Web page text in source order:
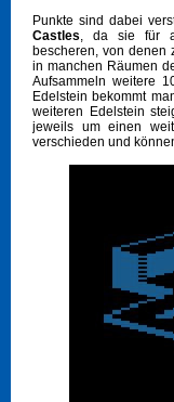
Punkte sind dabei
Castles, da sie für
bescheren, von denen
in manchen Räumen
Aufsammeln weitere
Edelstein bekommt
weiteren Edelstein
jeweils um einen
verschieden und